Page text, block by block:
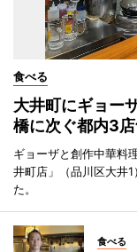
食べる
大井町にギョー
橋に次ぐ都内3店
ギョーザと創作中華料
井町店」（品川区大井
た。
食べる